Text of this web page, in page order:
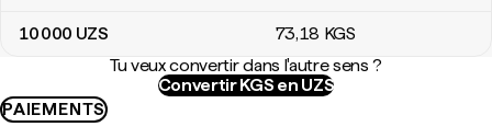
10 000 UZS 73,18 KGS
Tu veux convertir dans l'autre sens ?
Convertir KGS en UZS
PAIEMENTS